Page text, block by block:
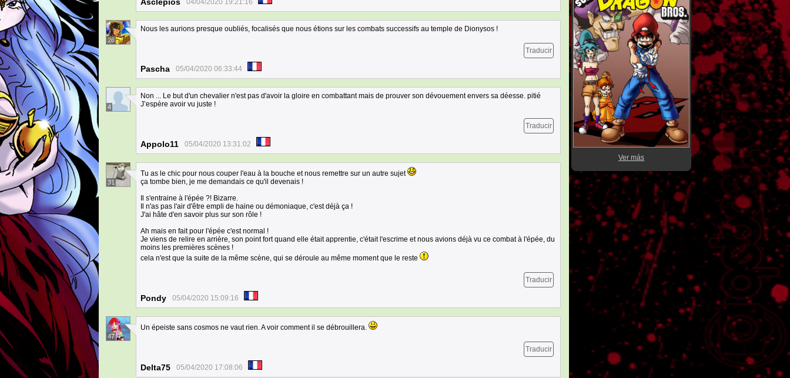
04/04/2020 19:21:16
26
Nous les aurions presque oubliés, focalisés que nous étions sur les combats successifs au temple de Dionysos !
Traducir
Pascha 05/04/2020 06:33:44
4
Non ... Le but d'un chevalier n'est pas d'avoir la gloire en combattant mais de prouver son dévouement envers sa déesse. pitié
J’espère avoir vu juste !
Traducir
Appolo11 05/04/2020 13:31:02
31
Tu as le chic pour nous couper l'eau à la bouche et nous remettre sur un autre sujet
ça tombe bien, je me demandais ce qu'il devenais !
Il s'entraine à l'épée ?! Bizarre.
Il n'as pas l'air d'être empli de haine ou démoniaque, c'est déjà ça !
J'ai hâte d'en savoir plus sur son rôle !
Ah mais en fait pour l'épée c'est normal !
Je viens de relire en arrière, son point fort quand elle était apprentie, c'était l'escrime et nous avions déjà vu ce combat à l'épée, du
moins les premières scènes !
cela n'est que la suite de la même scène, qui se déroule au même moment que le reste
Traducir
Pondy 05/04/2020 15:09:16
47
Un épeiste sans cosmos ne vaut rien. A voir comment il se débrouillera.
Traducir
Delta75 05/04/2020 17:08:06
Ver más